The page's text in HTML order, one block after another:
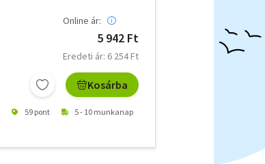
Online ár:
5 942 Ft
Eredeti ár: 6 254 Ft
Kosárba
59 pont 5 - 10 munkanap